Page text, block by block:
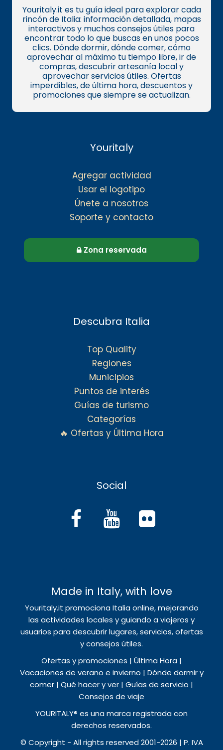
Youritaly.it es tu guía ideal para explorar cada
rincón de Italia: información detallada, mapas
interactivos y muchos consejos útiles para
encontrar todo lo que buscas en unos pocos
clics. Dónde dormir, dónde comer, cómo
aprovechar al máximo tu tiempo libre, ir de
compras, descubrir artesanía local y
aprovechar servicios útiles. Ofertas
imperdibles, de última hora, descuentos y
promociones que siempre se actualizan.
Youritaly
Agregar actividad
Usar el logotipo
Únete a nosotros
Soporte y contacto
Zona reservada
Descubra Italia
Top Quality
Regiones
Municipios
Puntos de interés
Guías de turismo
Categorías
🔥 Ofertas y Última Hora
Social
Made in Italy, with love
Youritaly.it promociona Italia online, mejorando
las actividades locales y guiando a viajeros y
usuarios para descubrir lugares, servicios, ofertas
y consejos útiles.
Ofertas y promociones | Última Hora |
Vacaciones de verano e invierno | Dónde dormir y
comer | Qué hacer y ver | Guías de servicio |
Consejos de viaje
YOURITALY® es una marca registrada con
derechos reservados.
© Copyright - All rights reserved 2001-2026 | P. IVA